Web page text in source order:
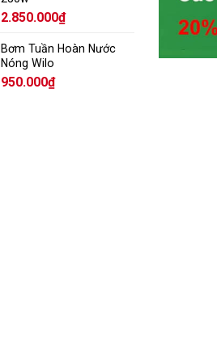
2.850.000₫
Bơm Tuần Hoàn Nước
Nóng Wilo
950.000₫